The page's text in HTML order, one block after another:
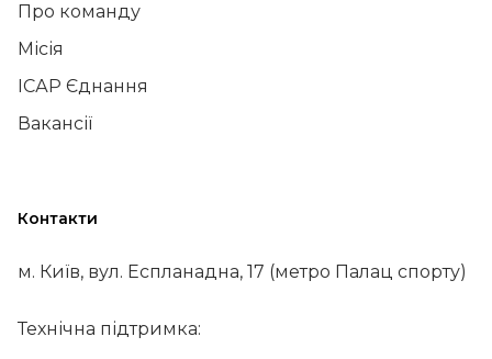
Про команду
Місія
ІСАР Єднання
Вакансії
Контакти
м. Київ, вул. Еспланадна, 17 (метро Палац спорту)
Технічна підтримка: